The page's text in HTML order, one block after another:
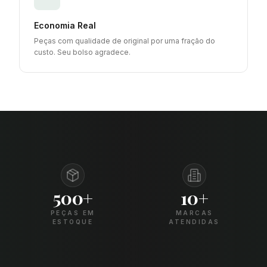
Economia Real
Peças com qualidade de original por uma fração do
custo. Seu bolso agradece.
500+
PEÇAS EM
ESTOQUE
10+
MARCAS
ATENDIDAS